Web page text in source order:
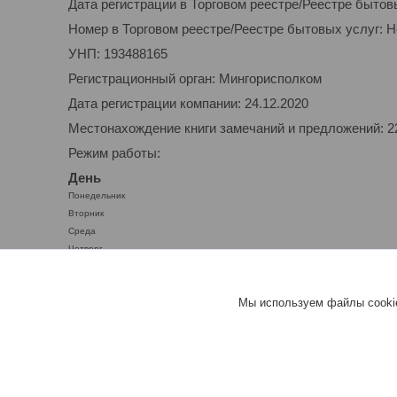
Дата регистрации в Торговом реестре/Реестре
Номер в Торговом реестре/Реестре бытовых услуг:
УНП: 193488165
Регистрационный орган: Мингорисполком
Дата регистрации компании: 24.12.2020
Местонахождение книги замечаний и предложений:
Режим работы:
День
Понедельник
Вторник
Среда
Четверг
Мы используем файлы